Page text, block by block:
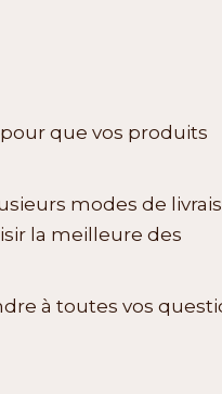
que vos produits
modes de
la meilleure des
à toutes vos